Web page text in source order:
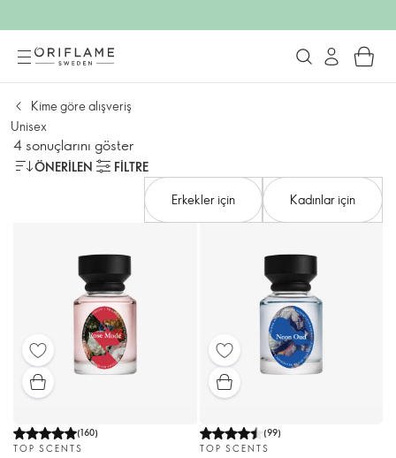
Kime göre alışveriş
Unisex
4 sonuçlarını göster
ÖNERILEN
FILTRE
Erkekler için
Kadınlar için
(160)
TOP SCENTS
(99)
TOP SCENTS